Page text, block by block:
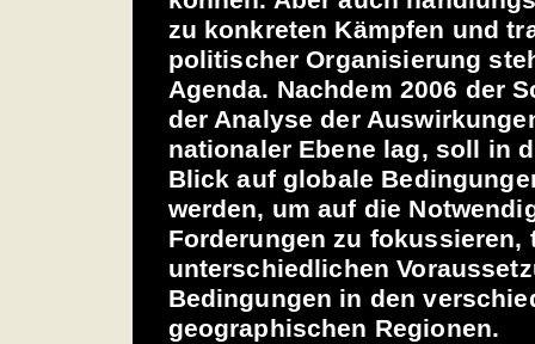
zu konkreten Kämpfen und
politischer Organisierung
Agenda. Nachdem 2006 der
der Analyse der
nationaler Ebene lag, soll in
Blick auf globale
werden, um auf die
Forderungen zu fokussieren,
unterschiedlichen
Bedingungen in den
geographischen Regionen.